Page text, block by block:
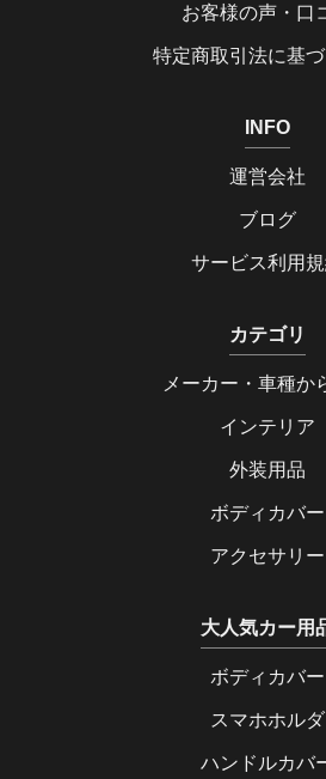
お客様の声・口
特定商取引法に基
INFO
運営会社
ブログ
サービス利用
カテゴリ
メーカー・車種か
インテリア
外装用品
ボディカバー
アクセサリー
大人気カー用
ボディカバー
スマホホルダ
ハンドルカバ